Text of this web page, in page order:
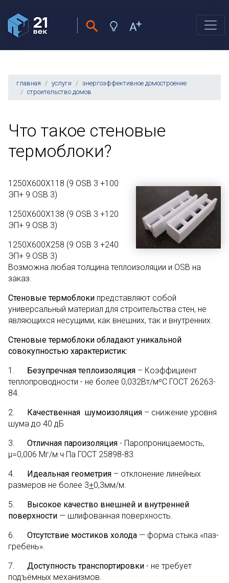
главная услуги
энергоэффективное домостроение
строительство домов
Что такое стеновые
термоблоки?
1250Х600Х118 (9 OSB 3 +100
ЭП+ 9 OSB 3)
1250Х600Х138 (9 OSB 3 +120
ЭП+ 9 OSB 3)
1250Х600Х258 (9 OSB 3 +240
ЭП+ 9 OSB 3)
Возможна любая толщина теплоизоляции и OSB на
заказ.
Стеновые термоблоки представляют собой
универсальный материал для строительства стен, не
являющихся несущими, как внешних, так и внутренних.
Стеновые термоблоки обладают уникальной
совокупностью характеристик:
1. Безупречная теплоизоляция – Коэффициент
теплопроводности - не более 0,032Вт/мºС ГОСТ 26263-
84.
2. Качественная шумоизоляция – снижение уровня
шума до 40 дБ
3. Отличная пароизоляция - Паропроницаемость,
µ=0,006 Мг/м·ч·Па ГОСТ 25898-83.
4. Идеальная геометрия – отклонение линейных
размеров не более 3+0,3мм/м.
5. Высокое качество внешней и внутренней
поверхности — шлифованная поверхность.
6. Отсутствие мостиков холода — форма стыка «паз-
гребень».
7. Доступность транспортировки - не требует
подъёмных механизмов.